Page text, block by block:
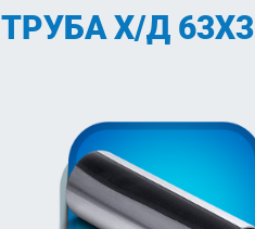
ТРУБА Х/Д 63X3